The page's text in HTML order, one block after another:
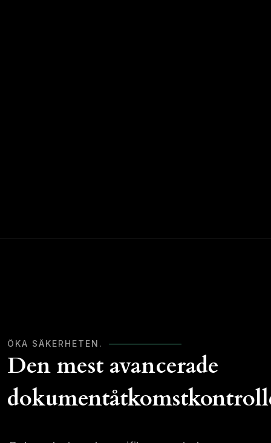
ÖKA SÄKERHETEN.
Den mest avancerade